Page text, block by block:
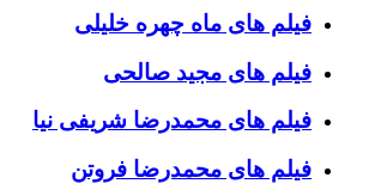
فیلم های ماه چهره خلیلی
فیلم های مجید صالحی
فیلم های محمدرضا شریفی نیا
فیلم های محمدرضا فروتن